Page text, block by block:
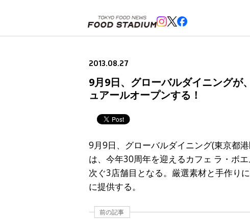
2013.08.27
9月9日、グローバルダイニングが
ュアールオープンする！
9月9日、グローバルダイニング(東京都
は、今年30周年を迎えるカフェ ラ・ボ
次ぐ3店舗目となる。厳選素材と手作り
に提供する。
前の記事